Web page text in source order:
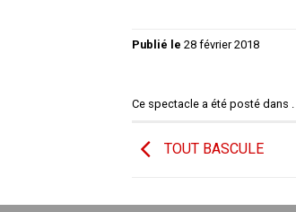
Publié le 28 février 2018
Ce spectacle a été posté dans .
TOUT BASCULE